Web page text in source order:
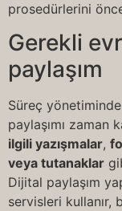
prosedürlerini
Gerekli
paylaşım
Süreç
paylaşımı zaman
ilgili yazışmalar,
veya tutanaklar
Dijital paylaşım
servisleri kullanır,